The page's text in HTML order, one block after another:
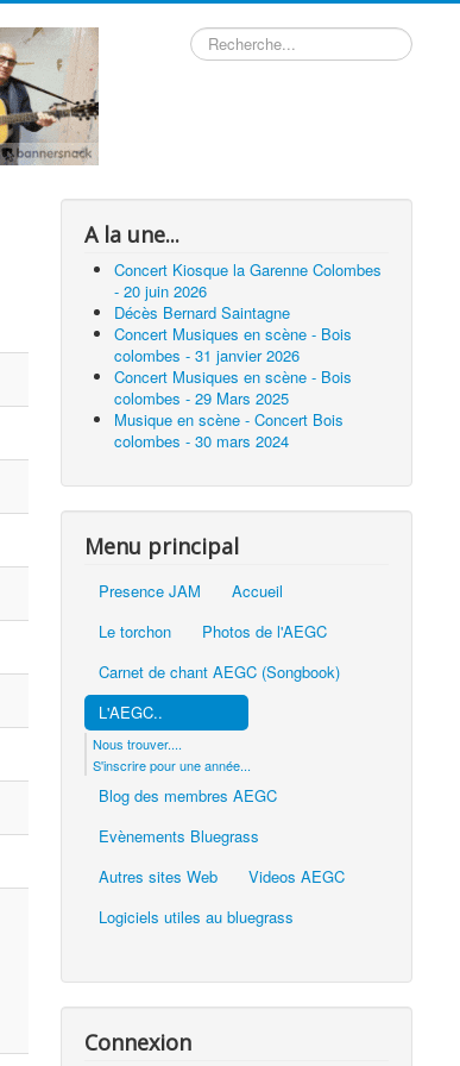
Rechercher
A la une...
Concert Kiosque la Garenne Colombes
- 20 juin 2026
Décès Bernard Saintagne
Concert Musiques en scène - Bois
colombes - 31 janvier 2026
Concert Musiques en scène - Bois
colombes - 29 Mars 2025
Musique en scène - Concert Bois
colombes - 30 mars 2024
Menu principal
Presence JAM
Accueil
Le torchon
Photos de l'AEGC
Carnet de chant AEGC (Songbook)
L'AEGC..
Nous trouver....
S'inscrire pour une année...
Blog des membres AEGC
Evènements Bluegrass
Autres sites Web
Videos AEGC
Logiciels utiles au bluegrass
Connexion